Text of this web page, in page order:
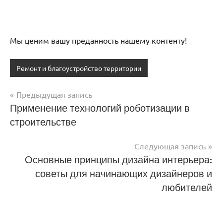
Мы ценим вашу преданность нашему контенту!
Ремонт и благоустройство территории
Навигация
по
Предыдущая запись
Применение технологий роботизации в
строительстве
Следующая запись
Основные принципы дизайна интерьера:
советы для начинающих дизайнеров и
любителей